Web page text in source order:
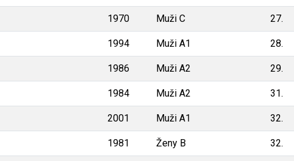
1970 Muži C 27.
1994 Muži A1 28.
1986 Muži A2 29.
1984 Muži A2 31.
2001 Muži A1 32.
1981 Ženy B 32.